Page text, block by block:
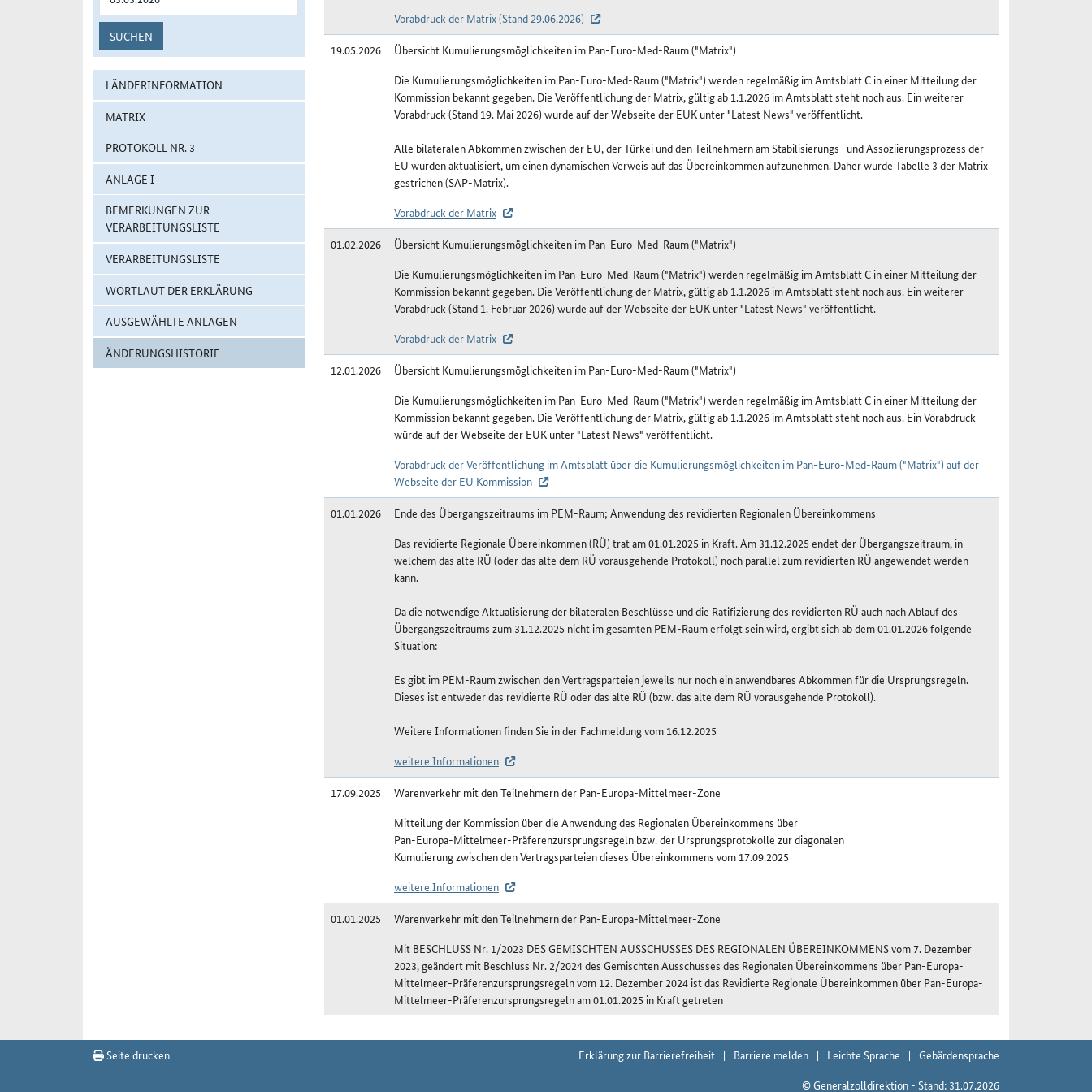
SUCHEN
LÄNDERINFORMATION
MATRIX
PROTOKOLL NR. 3
ANLAGE I
BEMERKUNGEN ZUR
VERARBEITUNGSLISTE
VERARBEITUNGSLISTE
WORTLAUT DER ERKLÄRUNG
AUSGEWÄHLTE ANLAGEN
ÄNDERUNGSHISTORIE
Vorabdruck der Matrix (Stand 29.06.2026)
19.05.2026
Übersicht Kumulierungsmöglichkeiten im Pan-Euro-Med-Raum ("Matrix")
Die Kumulierungsmöglichkeiten im Pan-Euro-Med-Raum ("Matrix") werden regelmäßig im Amtsblatt C in einer Mitteilung der
Kommission bekannt gegeben. Die Veröffentlichung der Matrix, gültig ab 1.1.2026 im Amtsblatt steht noch aus. Ein weiterer
Vorabdruck (Stand 19. Mai 2026) wurde auf der Webseite der EUK unter "Latest News" veröffentlicht.
Alle bilateralen Abkommen zwischen der EU, der Türkei und den Teilnehmern am Stabilisierungs- und Assoziierungsprozess der
EU wurden aktualisiert, um einen dynamischen Verweis auf das Übereinkommen aufzunehmen. Daher wurde Tabelle 3 der Matrix
gestrichen (SAP-Matrix).
Vorabdruck der Matrix
01.02.2026
Übersicht Kumulierungsmöglichkeiten im Pan-Euro-Med-Raum ("Matrix")
Die Kumulierungsmöglichkeiten im Pan-Euro-Med-Raum ("Matrix") werden regelmäßig im Amtsblatt C in einer Mitteilung der
Kommission bekannt gegeben. Die Veröffentlichung der Matrix, gültig ab 1.1.2026 im Amtsblatt steht noch aus. Ein weiterer
Vorabdruck (Stand 1. Februar 2026) wurde auf der Webseite der EUK unter "Latest News" veröffentlicht.
Vorabdruck der Matrix
12.01.2026
Übersicht Kumulierungsmöglichkeiten im Pan-Euro-Med-Raum ("Matrix")
Die Kumulierungsmöglichkeiten im Pan-Euro-Med-Raum ("Matrix") werden regelmäßig im Amtsblatt C in einer Mitteilung der
Kommission bekannt gegeben. Die Veröffentlichung der Matrix, gültig ab 1.1.2026 im Amtsblatt steht noch aus. Ein Vorabdruck
würde auf der Webseite der EUK unter "Latest News" veröffentlicht.
Vorabdruck der Veröffentlichung im Amtsblatt über die Kumulierungsmöglichkeiten im Pan-Euro-Med-Raum ("Matrix") auf der
Webseite der EU Kommission
01.01.2026
Ende des Übergangszeitraums im PEM-Raum; Anwendung des revidierten Regionalen Übereinkommens
Das revidierte Regionale Übereinkommen (RÜ) trat am 01.01.2025 in Kraft. Am 31.12.2025 endet der Übergangszeitraum, in
welchem das alte RÜ (oder das alte dem RÜ vorausgehende Protokoll) noch parallel zum revidierten RÜ angewendet werden
kann.
Da die notwendige Aktualisierung der bilateralen Beschlüsse und die Ratifizierung des revidierten RÜ auch nach Ablauf des
Übergangszeitraums zum 31.12.2025 nicht im gesamten PEM-Raum erfolgt sein wird, ergibt sich ab dem 01.01.2026 folgende
Situation:
Es gibt im PEM-Raum zwischen den Vertragsparteien jeweils nur noch ein anwendbares Abkommen für die Ursprungsregeln.
Dieses ist entweder das revidierte RÜ oder das alte RÜ (bzw. das alte dem RÜ vorausgehende Protokoll).
Weitere Informationen finden Sie in der Fachmeldung vom 16.12.2025
weitere Informationen
17.09.2025
Warenverkehr mit den Teilnehmern der Pan-Europa-Mittelmeer-Zone
Mitteilung der Kommission über die Anwendung des Regionalen Übereinkommens über
Pan-Europa-Mittelmeer-Präferenzursprungsregeln bzw. der Ursprungsprotokolle zur diagonalen
Kumulierung zwischen den Vertragsparteien dieses Übereinkommens vom 17.09.2025
weitere Informationen
01.01.2025
Warenverkehr mit den Teilnehmern der Pan-Europa-Mittelmeer-Zone
Mit BESCHLUSS Nr. 1/2023 DES GEMISCHTEN AUSSCHUSSES DES REGIONALEN ÜBEREINKOMMENS vom 7. Dezember
2023, geändert mit Beschluss Nr. 2/2024 des Gemischten Ausschusses des Regionalen Übereinkommens über Pan-Europa-
Mittelmeer-Präferenzursprungsregeln vom 12. Dezember 2024 ist das Revidierte Regionale Übereinkommen über Pan-Europa-
Mittelmeer-Präferenzursprungsregeln am 01.01.2025 in Kraft getreten
Seite drucken Erklärung zur Barrierefreiheit Barriere melden Leichte Sprache
Gebärdensprache
© Generalzolldirektion - Stand: 31.07.2026